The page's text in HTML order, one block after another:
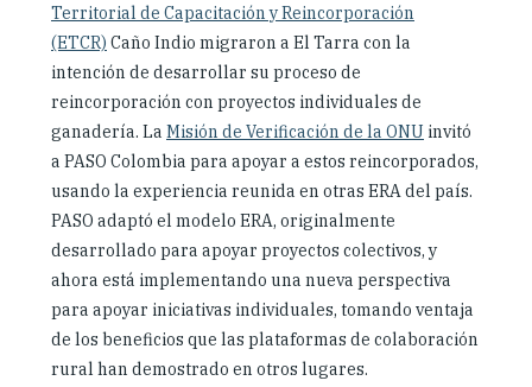
Territorial de Capacitación y Reincorporación
(ETCR) Caño Indio migraron a El Tarra con la
intención de desarrollar su proceso de
reincorporación con proyectos individuales de
ganadería. La Misión de Verificación de la ONU invitó
a PASO Colombia para apoyar a estos reincorporados,
usando la experiencia reunida en otras ERA del país.
PASO adaptó el modelo ERA, originalmente
desarrollado para apoyar proyectos colectivos, y
ahora está implementando una nueva perspectiva
para apoyar iniciativas individuales, tomando ventaja
de los beneficios que las plataformas de colaboración
rural han demostrado en otros lugares.